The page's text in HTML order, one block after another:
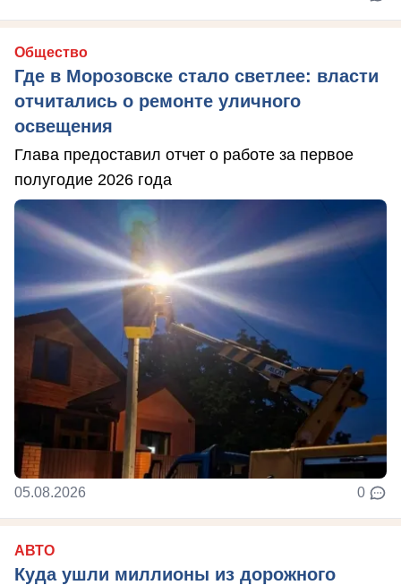
Общество
Где в Морозовске стало светлее: власти
отчитались о ремонте уличного
освещения
Глава предоставил отчет о работе за первое
полугодие 2026 года
05.08.2026 0
АВТО
Куда ушли миллионы из дорожного